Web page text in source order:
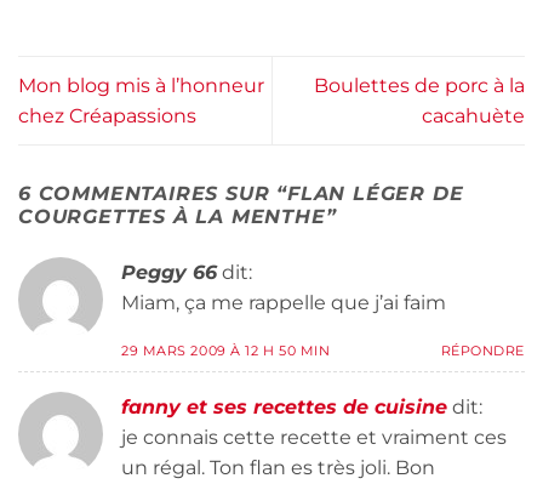
Mon blog mis à l’honneur
chez Créapassions
Boulettes de porc à la
cacahuète
6 COMMENTAIRES SUR “FLAN LÉGER DE
COURGETTES À LA MENTHE”
Peggy 66 dit:
Miam, ça me rappelle que j’ai faim
29 MARS 2009 À 12 H 50 MIN RÉPONDRE
fanny et ses recettes de cuisine dit:
je connais cette recette et vraiment ces
un régal. Ton flan es très joli. Bon